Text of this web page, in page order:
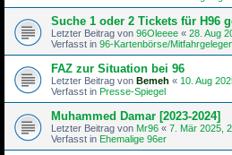
Suche 1 oder 2 Tickets für H96
Letzter Beitrag von 96Oleeee « 28. Aug
Verfasst in 96-Kartenbörse/
FAZ zur Situation bei 96
Letzter Beitrag von Bemeh « 10. Aug
Verfasst in Presse-Spiegel
Muhammed Damar [2023-2024]
Letzter Beitrag von Mr96 « 7. Mär 2025,
Verfasst in Ehemalige 96er